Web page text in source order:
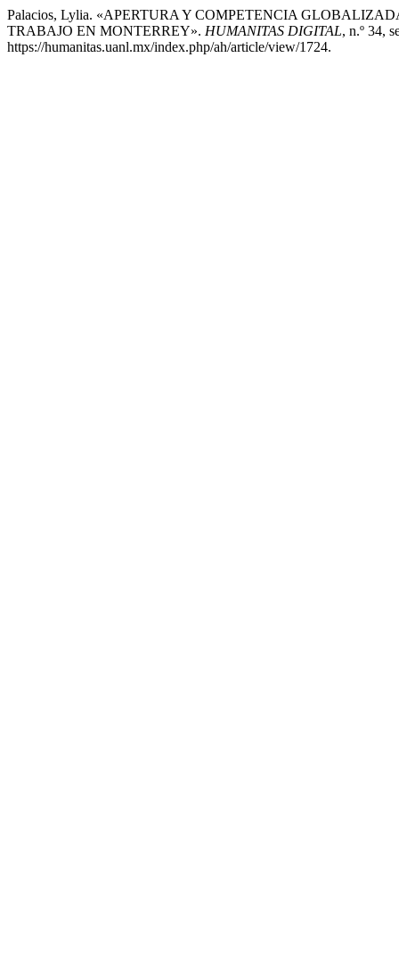
Palacios, Lylia. «APERTURA Y COMPETENCIA
TRABAJO EN MONTERREY». HUMANITAS DIGITAL, n.º 34,
https://humanitas.uanl.mx/index.php/ah/article/view/1724.